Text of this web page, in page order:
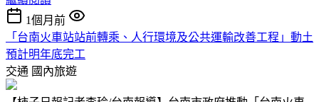
1個月前
「台南火車站站前轉乘、人行環境及公共運輸改善工程」動土
預計明年底完工
交通 國內旅遊